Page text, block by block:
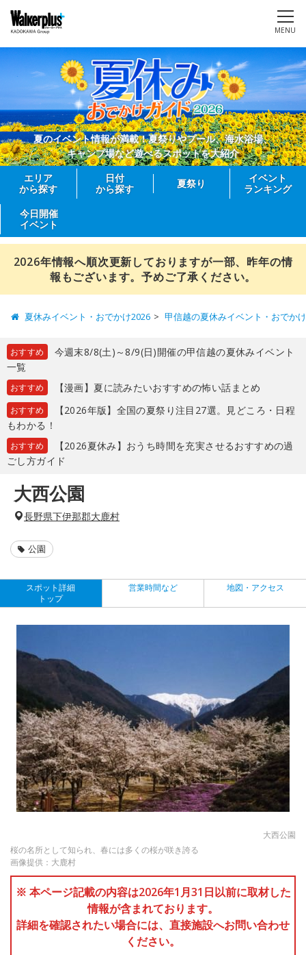
MENU
夏のイベント情報が満載！夏祭りやプール、海水浴場、
キャンプ場など遊べるスポットを大紹介
エリア
から探す
日付
から探す
夏祭り
イベント
ランキング
今日開催
イベント
2026年情報へ順次更新しておりますが一部、昨年の情
報もございます。予めご了承ください。
夏休みイベント・おでかけ2026 甲信越の夏休みイベント・おでか
おすすめ
今週末8/8(土)～8/9(日)開催の甲信越の夏休みイベント
一覧
おすすめ 【漫画】夏に読みたいおすすめの怖い話まとめ
おすすめ
【2026年版】全国の夏祭り注目27選。見どころ・日程
もわかる！
おすすめ
【2026夏休み】おうち時間を充実させるおすすめの過
ごし方ガイド
大西公園
長野県下伊那郡大鹿村
公園
スポット詳細
トップ
営業時間など 地図・アクセス
大西公園
桜の名所として知られ、春には多くの桜が咲き誇る
画像提供：大鹿村
※ 本ページ記載の内容は2026年1月31日以前に取材した
情報が含まれております。
詳細を確認されたい場合には、直接施設へお問い合わせ
ください。